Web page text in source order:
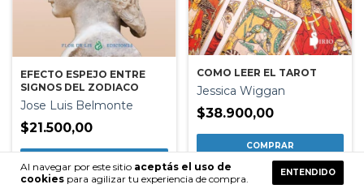
Al navegar por este sitio aceptás el uso de
cookies para agilizar tu experiencia de compra.
ENTENDIDO
EFECTO ESPEJO ENTRE
SIGNOS DEL ZODIACO
Jose Luis Belmonte
$21.500,00
COMO LEER EL TAROT
Jessica Wiggan
$38.900,00